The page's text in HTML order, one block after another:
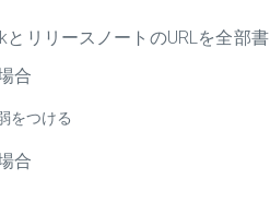
リリースノートのURLを全部
合
をつける
合